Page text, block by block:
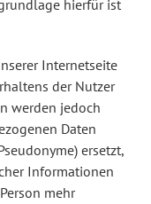
hierfür ist
Internetseite
der Nutzer
werden jedoch
Daten
ersetzt,
Informationen
mehr